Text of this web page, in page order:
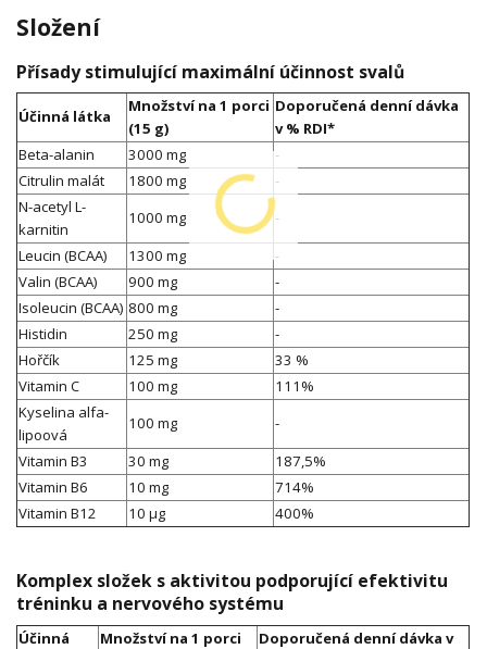
Složení
Přísady stimulující maximální účinnost svalů
Účinná látka
Množství na 1 porci
(15 g)
Doporučená denní dávka
v % RDI*
Beta-alanin
3000 mg
-
Citrulin malát
1800 mg
-
N-acetyl L-
karnitin
1000 mg
-
Leucin (BCAA)
1300 mg
-
Valin (BCAA)
900 mg
-
Isoleucin (BCAA) 800 mg
-
Histidin
250 mg
-
Hořčík
125 mg
33 %
Vitamin C
100 mg
111%
Kyselina alfa-
lipoová
100 mg
-
Vitamin B3
30 mg
187,5%
Vitamin B6
10 mg
714%
Vitamin B12
10 μg 400%
Komplex složek s aktivitou podporující efektivitu
tréninku a nervového systému
Účinná
Množství na 1 porci
Doporučená denní dávka v